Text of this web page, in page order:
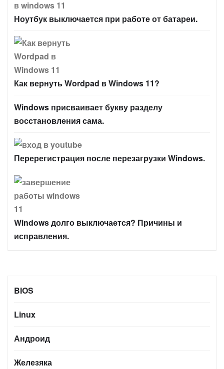
Ноутбук выключается при работе от батареи.
Как вернуть Wordpad в Windows 11?
Windows присваивает букву разделу
восстановления сама.
Перерегистрация после перезагрузки Windows.
Windows долго выключается? Причины и
исправления.
BIOS
Linux
Андроид
Железяка